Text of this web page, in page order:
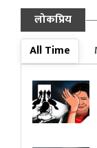
लोकप्रिय
All Time